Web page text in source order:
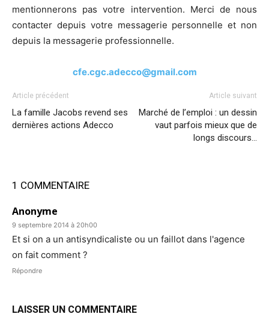
mentionnerons pas votre intervention. Merci de nous
contacter depuis votre messagerie personnelle et non
depuis la messagerie professionnelle.
cfe.cgc.adecco@gmail.com
Article précédent
La famille Jacobs revend ses
dernières actions Adecco
Article suivant
Marché de l’emploi : un dessin
vaut parfois mieux que de
longs discours…
1 COMMENTAIRE
Anonyme
9 septembre 2014 à 20h00
Et si on a un antisyndicaliste ou un faillot dans l'agence
on fait comment ?
Répondre
LAISSER UN COMMENTAIRE